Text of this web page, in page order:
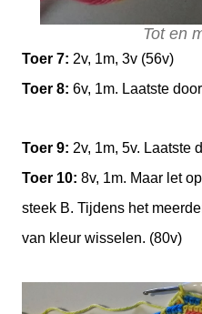
Tot en
Toer 7: 2v, 1m, 3v (56v)
Toer 8: 6v, 1m. Laatste
Toer 9: 2v, 1m, 5v. Laatste
Toer 10: 8v, 1m. Maar let
steek B. Tijdens het
van kleur wisselen. (80v)